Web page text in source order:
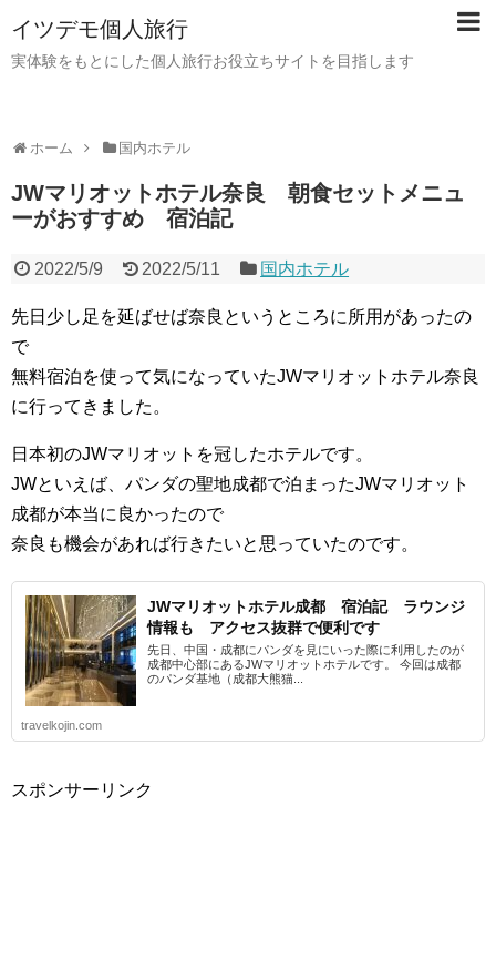
イツデモ個人旅行
実体験をもとにした個人旅行お役立ちサイトを目指します
ホーム 国内ホテル
JWマリオットホテル奈良 朝食セットメニュ
ーがおすすめ 宿泊記
2022/5/9 2022/5/11 国内ホテル
先日少し足を延ばせば奈良というところに所用があったの
で
無料宿泊を使って気になっていたJWマリオットホテル奈良
に行ってきました。
日本初のJWマリオットを冠したホテルです。
JWといえば、パンダの聖地成都で泊まったJWマリオット
成都が本当に良かったので
奈良も機会があれば行きたいと思っていたのです。
JWマリオットホテル成都 宿泊記 ラウンジ
情報も アクセス抜群で便利です
先日、中国・成都にパンダを見にいった際に利用したのが
成都中心部にあるJWマリオットホテルです。 今回は成都
のパンダ基地（成都大熊猫...
travelkojin.com
スポンサーリンク